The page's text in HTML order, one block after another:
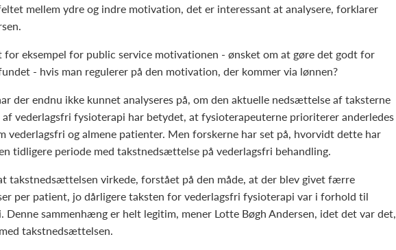
mellem ydre og indre motivation, det er interessant at analysere, forklarer
for eksempel for public service motivationen - ønsket om at gøre det godt for
- hvis man regulerer på den motivation, der kommer via lønnen?
der endnu ikke kunnet analyseres på, om den aktuelle nedsættelse af taksterne
vederlagsfri fysioterapi har betydet, at fysioterapeuterne prioriterer anderledes
vederlagsfri og almene patienter. Men forskerne har set på, hvorvidt dette har
tidligere periode med takstnedsættelse på vederlagsfri behandling.
takstnedsættelsen virkede, forstået på den måde, at der blev givet færre
per patient, jo dårligere taksten for vederlagsfri fysioterapi var i forhold til
Denne sammenhæng er helt legitim, mener Lotte Bøgh Andersen, idet det var det,
takstnedsættelsen.